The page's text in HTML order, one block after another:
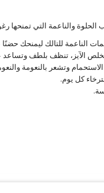
والناعمة التي تمنحها
الناعمة للتالك ليمنحك حضنًا
الآيز، تنظف بلطف
الاستحمام وتشعر بالنعومة
كل يوم.